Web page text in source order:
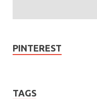
PINTEREST
TAGS